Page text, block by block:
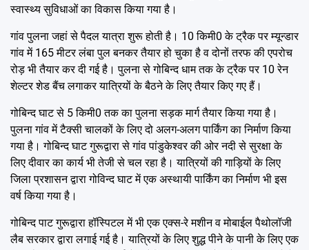
स्वास्थ्य सुविधाओं का विकास किया गया है।
गांव पुलना जहां से पैदल यात्रा शुरू होती है। 10 किमी0 के ट्रैक पर म्यून्डार
गांव में 165 मीटर लंबा पुल बनकर तैयार हो चुका है व दोनों तरफ की एपरोच
रोड़ भी तैयार कर दी गई है। पुलना से गोबिन्द धाम तक के ट्रैक पर 10 रेन
शेल्टर शेड बैंच लगाकर यात्रियों के बैठने के लिए तैयार किए गए हैं।
गोबिन्द घाट से 5 किमी0 तक का पुलना सड़क मार्ग तैयार किया गया है।
पुलना गांव में टैक्सी चालकों के लिए दो अलग-अलग पार्किंग का निर्माण किया
गया है। गोबिन्द घाट गुरूद्वारा से गांव पांडुकेश्वर की ओर नदी से सुरक्षा के
लिए दीवार का कार्य भी तेजी से चल रहा है। यात्रियों की गाड़ियों के लिए
जिला प्रशासन द्वारा गोविन्द घाट में एक अस्थायी पार्किंग का निर्माण भी इस
वर्ष किया गया है।
गोबिन्द पाट गुरूद्वारा हॉस्पिटल में भी एक एक्स-रे मशीन व मोबाईल पैथोलॉजी
लैब सरकार द्वारा लगाई गई है। यात्रियों के लिए शुद्ध पीने के पानी के लिए एक